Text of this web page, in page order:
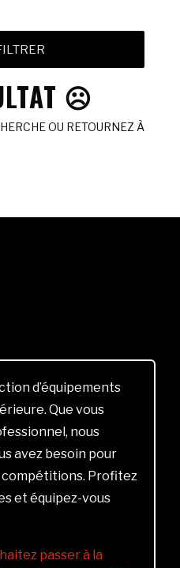
☹️
OU RETOURNEZ À
d’équipements
Que vous
nous
avez besoin pour
Profitez
et équipez-vous
passer à la